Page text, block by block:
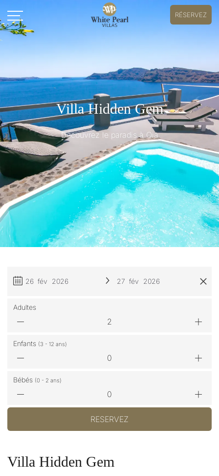
RÉSERVEZ
Villa Hidden Gem
Découvrez le paradis à Oia
26 fév 2026 27 fév 2026
Adultes
Enfants (3 - 12 ans)
Bébés (0 - 2 ans)
RESERVEZ
Villa Hidden Gem